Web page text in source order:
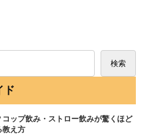
検索
ド
コップ飲み・ストロー飲みが驚くほど
教え方